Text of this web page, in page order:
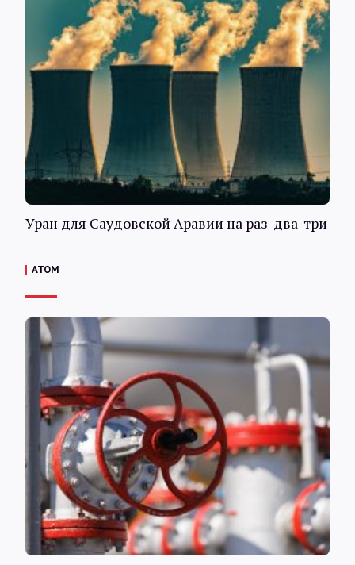
Уран для Саудовской Аравии на раз-два-три
АТОМ